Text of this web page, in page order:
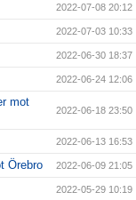
2022-07-08 20:12
2022-07-03 10:33
2022-06-30 18:37
2022-06-24 12:06
mot
2022-06-18 23:50
2022-06-13 16:53
Örebro 2022-06-09 21:05
2022-05-29 10:19